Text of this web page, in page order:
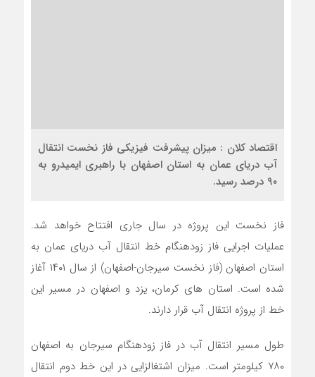
اقتصاد کلان : میزان پیشرفت فیزیکی فاز نخست انتقال
آب دریای عمان به استان اصفهان با راهبری ایمیدرو به
۹۰ درصد رسید.
فاز نخست این پروژه در سال جاری افتتاح خواهد شد.
عملیات اجرایی فاز زودهنگام خط انتقال آب دریای عمان به
استان اصفهان (فاز نخست سیرجان-اصفهان) از سال ۱۴۰۱ آغاز
شده است. استان های کرمان، یزد و اصفهان در مسیر این
خط از پروژه انتقال آب قرار دارند.
طول مسیر انتقال آب در فاز زودهنگام سیرجان به اصفهان
۷۸۰ کیلومتر است. میزان اشتغالزایی در این خط دوم انتقال